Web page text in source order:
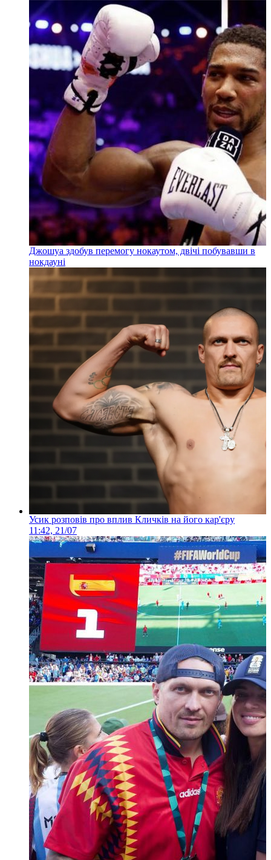
Джошуа здобув перемогу нокаутом, двічі побувавши в
нокдауні
Усик розповів про вплив Кличків на його кар'єру
11:42, 21/07